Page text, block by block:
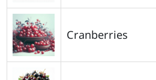
Cranberries